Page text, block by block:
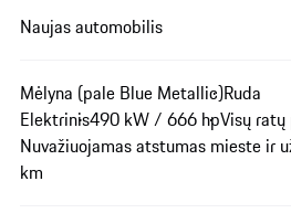
Naujas automobilis
Mėlyna (pale Blue Metallic)Ruda
Elektrinis490 kW / 666 hpVisų ratų
Nuvažiuojamas atstumas mieste ir
km